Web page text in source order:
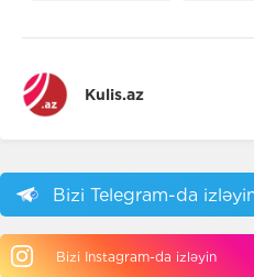
Kulis.az
Bizi Telegram-da
Bizi Instagram-da izləyin